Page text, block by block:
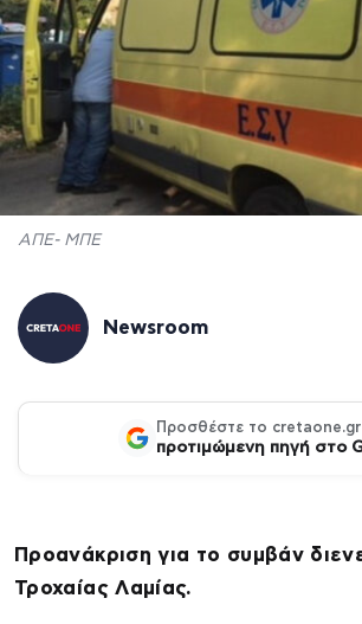
ΑΠΕ- ΜΠΕ
Newsroom
Προσθέστε το
προτιμώμενη πηγή στο
Προανάκριση για το συμβάν
Τροχαίας Λαμίας.